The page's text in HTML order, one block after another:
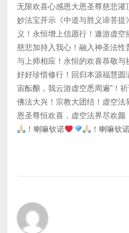
无限欢喜心感恩大恩圣尊慈悲灌
妙法宝开示《中道与胜义谛菩提
义！永恒增上信愿行！遨游虚空
慈悲加持入我心！融入神圣法性
与上师相应！永恒的欢喜恭敬与
好好珍惜修行！回归本源福慧圆
宙酝酿，我云游虚空悉周遍”！
佛法大兴！宗教大团结！虚空法
恩圣尊恒欢喜，虚空法界尽欢颜
！喇嘛钦诺
！喇嘛钦